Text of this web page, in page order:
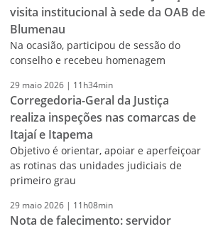
visita institucional à sede da OAB de
Blumenau
Na ocasião, participou de sessão do
conselho e recebeu homenagem
29 maio2026 | 11h34min
Corregedoria-Geral da Justiça
realiza inspeções nas comarcas de
Itajaí e Itapema
Objetivo é orientar, apoiar e aperfeiçoar
as rotinas das unidades judiciais de
primeiro grau
29 maio2026 | 11h08min
Nota de falecimento: servidor